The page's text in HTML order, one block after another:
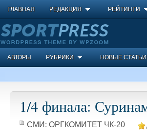
ГЛАВНАЯ РЕДАКЦИЯ РЕЙТИНГИ
АВТОРЫ РУБРИКИ НОВЫЕ СТАТЬИ
1/4 финала:
СМИ: ОРГКОМИТЕТ ЧК-20